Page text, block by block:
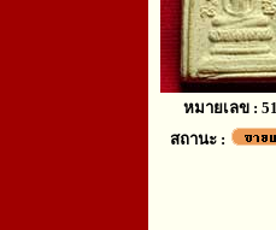
หมายเลข :
สถานะ :